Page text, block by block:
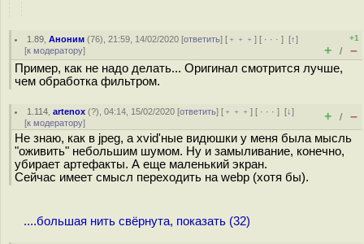
1.89 ,Аноним (76), 21:59, 14/02/2020 [ответить] [ ﹢﹢﹢] [ · · ·][↑]
[к модератору]
+1
+ / –
Пример, как не надо делать... Оригинал смотрится лучше,
чем обработка фильтром.
1.114 ,artenox (?), 04:14, 15/02/2020 [ответить] [ ﹢﹢﹢] [ · · ·][↓]
[к модератору] + / –
Не знаю, как в jpeg, а xvid'ные видюшки у меня была мысль
"оживить" небольшим шумом. Ну и замыливание, конечно,
убирает артефакты. А еще маленький экран.
Сейчас имеет смысл переходить на webp (хотя бы).
....большая нить свёрнута, показать (32)